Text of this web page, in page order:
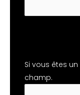
Si vous êtes
champ.